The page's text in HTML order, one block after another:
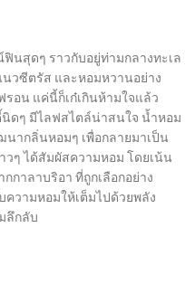
ฟินสุดๆ ราวกับอยู่ท่ามกลางทะเล
วซีตรัส และหอมหวานอย่าง
อน แค่นี้ก็เก๋เกินห้ามใจแล้ว
ดๆ มีไลฟสไตล์น่าสนใจ น้ำหอม
นากลิ่นหอมๆ เพื่อกลายมาเป็น
ๆ ได้สัมผัสความหอม โดยเน้น
าลาบริอา ที่ถูกเลือกอย่าง
วามหอมให้เต็มไปด้วยพลัง
ลึกลับ